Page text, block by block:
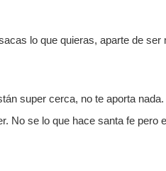
lo que quieras, aparte de ser
super cerca, no te aporta nada.
No se lo que hace santa fe pero